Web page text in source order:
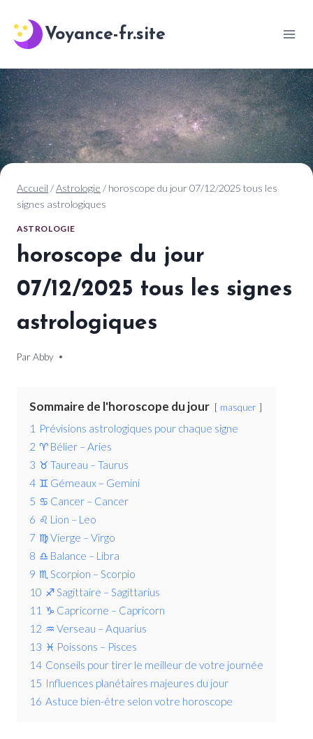
contenu
Voyance-fr.site
Accueil /Astrologie / horoscope du jour 07/12/2025 tous les
signes astrologiques
ASTROLOGIE
horoscope du jour
07/12/2025 tous les signes
astrologiques
Par Abby
7 décembre 2025
Sommaire de l'horoscope du jour masquer
1 Prévisions astrologiques pour chaque signe
2 ♈ Bélier – Aries
3 ♉ Taureau – Taurus
4 ♊ Gémeaux – Gemini
5 ♋ Cancer – Cancer
6 ♌ Lion – Leo
7 ♍ Vierge – Virgo
8 ♎ Balance – Libra
9 ♏ Scorpion – Scorpio
10 ♐ Sagittaire – Sagittarius
11 ♑ Capricorne – Capricorn
12 ♒ Verseau – Aquarius
13 ♓ Poissons – Pisces
14 Conseils pour tirer le meilleur de votre journée
15 Influences planétaires majeures du jour
16 Astuce bien-être selon votre horoscope